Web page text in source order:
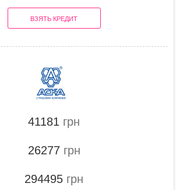
ВЗЯТЬ КРЕДИТ
41181 грн
26277грн
294495 грн